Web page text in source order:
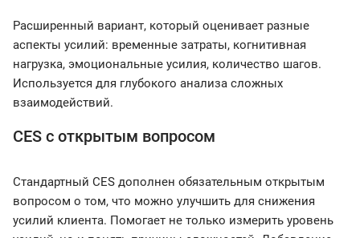
Расширенный вариант, который оценивает разные
аспекты усилий: временные затраты, когнитивная
нагрузка, эмоциональные усилия, количество шагов.
Используется для глубокого анализа сложных
взаимодействий.
CES с открытым вопросом
Стандартный CES дополнен обязательным открытым
вопросом о том, что можно улучшить для снижения
усилий клиента. Помогает не только измерить уровень